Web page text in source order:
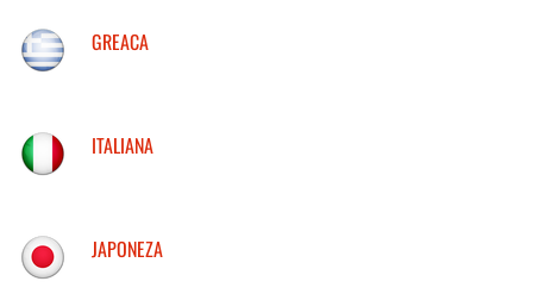
GREACA
ITALIANA
JAPONEZA